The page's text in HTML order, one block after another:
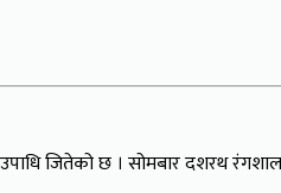
जितेको छ । सोमबार दशरथ